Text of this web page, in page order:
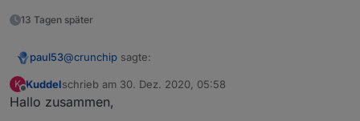
        "string_to_number_calculation": "",
        "string_to_datetime_parser": "",
        "string_to_datetime_format": ""
13 Tagen später
paul53@crunchip sagte:
wennn du per Script erstellst, lässt du den Part für
K
Offline
Kuddelschrieb am 30. Dez. 2020, 05:58
zuletzt editiert von
Hallo zusammen,